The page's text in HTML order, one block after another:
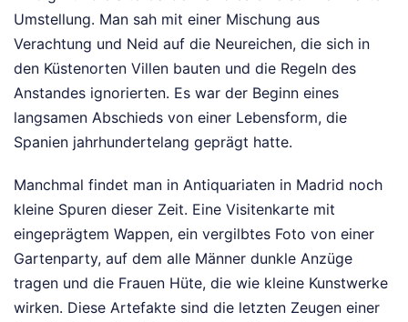
Umstellung. Man sah mit einer Mischung aus
Verachtung und Neid auf die Neureichen, die sich in
den Küstenorten Villen bauten und die Regeln des
Anstandes ignorierten. Es war der Beginn eines
langsamen Abschieds von einer Lebensform, die
Spanien jahrhundertelang geprägt hatte.
Manchmal findet man in Antiquariaten in Madrid noch
kleine Spuren dieser Zeit. Eine Visitenkarte mit
eingeprägtem Wappen, ein vergilbtes Foto von einer
Gartenparty, auf dem alle Männer dunkle Anzüge
tragen und die Frauen Hüte, die wie kleine Kunstwerke
wirken. Diese Artefakte sind die letzten Zeugen einer